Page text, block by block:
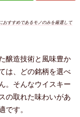
おすすめであるモノのみを厳選して
醸造技術と風味豊か
は、どの銘柄を選べ
。そんなウイスキー
の取れた味わいがあ
です。